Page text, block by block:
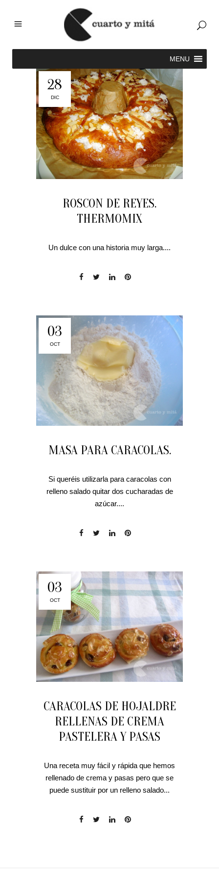
28
DIC
ROSCON DE REYES.
THERMOMIX
Un dulce con una historia muy larga....
03
OCT
MASA PARA CARACOLAS.
Si queréis utilizarla para caracolas con
relleno salado quitar dos cucharadas de
azúcar....
03
OCT
CARACOLAS DE HOJALDRE
RELLENAS DE CREMA
PASTELERA Y PASAS
Una receta muy fácil y rápida que hemos
rellenado de crema y pasas pero que se
puede sustituir por un relleno salado...